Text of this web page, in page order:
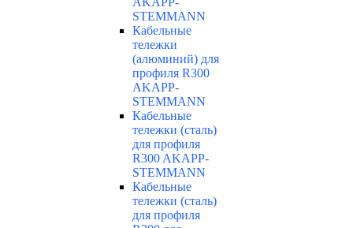
STEMMANN
Кабельные
тележки
(алюминий) для
профиля R300
AKAPP-
STEMMANN
Кабельные
тележки (сталь)
для профиля
R300 AKAPP-
STEMMANN
Кабельные
тележки (сталь)
для профиля